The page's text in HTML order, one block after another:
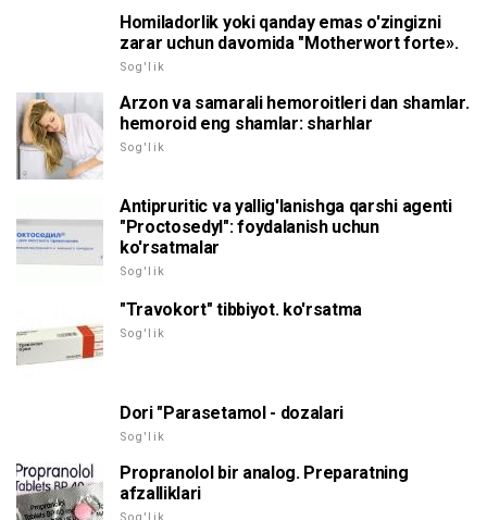
Homiladorlik yoki qanday emas o'zingizni
zarar uchun davomida "Motherwort forte».
Sog'lik
Arzon va samarali hemoroitleri dan shamlar.
hemoroid eng shamlar: sharhlar
Sog'lik
Antipruritic va yallig'lanishga qarshi agenti
"Proctosedyl": foydalanish uchun
ko'rsatmalar
Sog'lik
"Travokort" tibbiyot. ko'rsatma
Sog'lik
Dori "Parasetamol - dozalari
Sog'lik
Propranolol bir analog. Preparatning
afzalliklari